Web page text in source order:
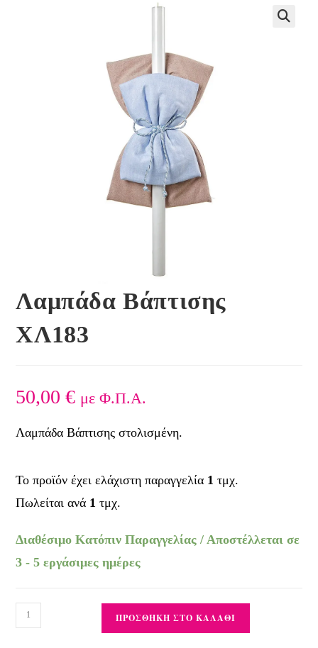
Λαμπάδα Βάπτισης
ΧΛ183
50,00€ με Φ.Π.Α.
Λαμπάδα Βάπτισης στολισμένη.
Διαθέσιμο Κατόπιν Παραγγελίας / Αποστέλλεται σε
3 - 5 εργάσιμες ημέρες
ΠΡΟΣΘΉΚΗ ΣΤΟ ΚΑΛΆΘΙ
Το προϊόν έχει ελάχιστη παραγγελία 1 τμχ.
Πωλείται ανά 1 τμχ.